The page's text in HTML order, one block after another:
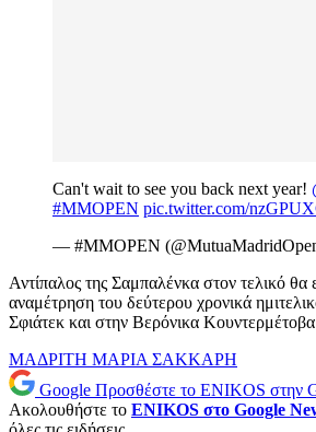
Can't wait to see you back next year!
#MMOPEN pic.twitter.com/
— #MMOPEN
Αντίπαλος της Σαμπαλένκα στον τελικό θα
αναμέτρηση του δεύτερου χρονικά
Σφιάτεκ και στην Βερόνικα
ΜΑΔΡΙΤΗ ΜΑΡΙΑ ΣΑΚΚΑΡΗ
Google Προσθέστε το ENIKOS στην
Ακολουθήστε το ENIKOS στο Google